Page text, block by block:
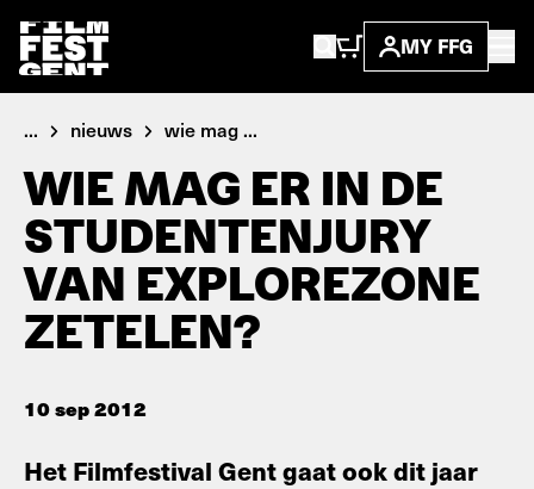
MY FFG
... nieuws wie mag ...
WIE MAG ER IN DE
STUDENTENJURY
VAN EXPLOREZONE
ZETELEN?
10 sep 2012
Het Filmfestival Gent gaat ook dit jaar